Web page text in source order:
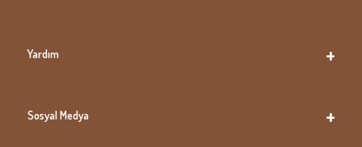
Yardım
Sosyal Medya